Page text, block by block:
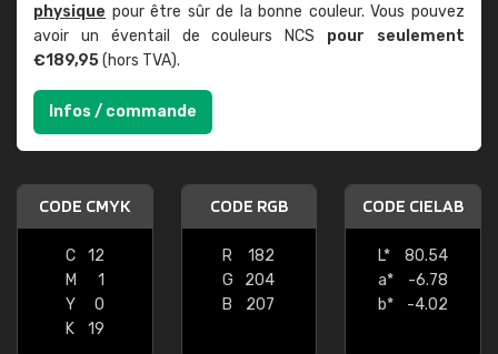
physique pour être sûr de la bonne couleur. Vous pouvez
avoir un éventail de couleurs NCS pour seulement
€189,95(hors TVA).
Infos / commande
CODE CMYK
C
12
M
1
Y
0
K
19
CODE RGB
R
182
G
204
B
207
CODE CIELAB
L*
80.54
a*
-6.78
b*
-4.02